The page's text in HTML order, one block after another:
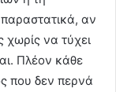
αν
να τύχει
Πλέον κάθε
που δεν περνά